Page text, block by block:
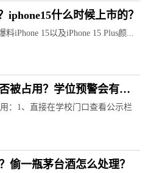
iphone15什么时候上市的？
iPhone 15以及iPhone 15 Plus颜...
被占用？学位预警会有什
：1、直接在学校门口查看公示栏
偷一瓶茅台酒怎么处理？